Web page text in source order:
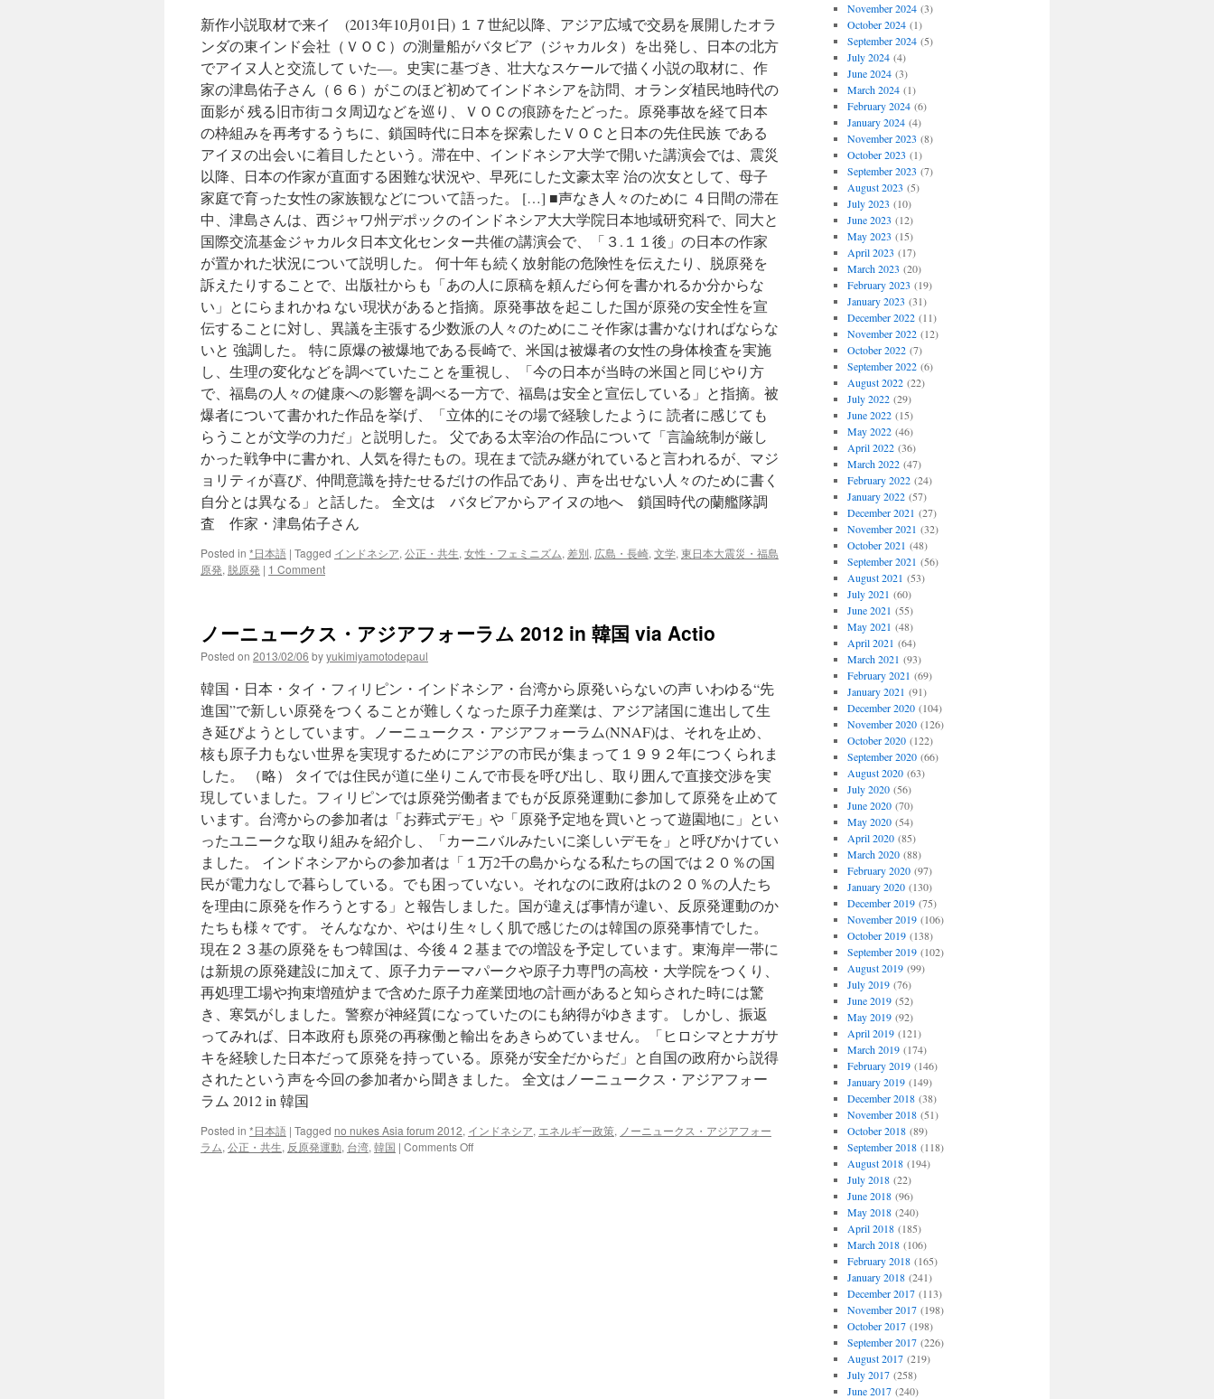
新作小説取材で来イ (2013年10月01日) １７世紀以降、アジア広域で交易を展開したオラ
ンダの東インド会社（ＶＯＣ）の測量船がバタビア（ジャカルタ）を出発し、日本の北方
でアイヌ人と交流して いた―。史実に基づき、壮大なスケールで描く小説の取材に、作
家の津島佑子さん（６６）がこのほど初めてインドネシアを訪問、オランダ植民地時代の
面影が 残る旧市街コタ周辺などを巡り、ＶＯＣの痕跡をたどった。原発事故を経て日本
の枠組みを再考するうちに、鎖国時代に日本を探索したＶＯＣと日本の先住民族 である
アイヌの出会いに着目したという。滞在中、インドネシア大学で開いた講演会では、震災
以降、日本の作家が直面する困難な状況や、早死にした文豪太宰 治の次女として、母子
家庭で育った女性の家族観などについて語った。 […] ■声なき人々のために ４日間の滞在
中、津島さんは、西ジャワ州デポックのインドネシア大大学院日本地域研究科で、同大と
国際交流基金ジャカルタ日本文化センター共催の講演会で、「３.１１後」の日本の作家
が置かれた状況について説明した。 何十年も続く放射能の危険性を伝えたり、脱原発を
訴えたりすることで、出版社からも「あの人に原稿を頼んだら何を書かれるか分からな
い」とにらまれかね ない現状があると指摘。原発事故を起こした国が原発の安全性を宣
伝することに対し、異議を主張する少数派の人々のためにこそ作家は書かなければならな
いと 強調した。 特に原爆の被爆地である長崎で、米国は被爆者の女性の身体検査を実施
し、生理の変化などを調べていたことを重視し、「今の日本が当時の米国と同じやり方
で、福島の人々の健康への影響を調べる一方で、福島は安全と宣伝している」と指摘。被
爆者について書かれた作品を挙げ、「立体的にその場で経験したように 読者に感じても
らうことが文学の力だ」と説明した。 父である太宰治の作品について「言論統制が厳し
かった戦争中に書かれ、人気を得たもの。現在まで読み継がれていると言われるが、マジ
ョリティが喜び、仲間意識を持たせるだけの作品であり、声を出せない人々のために書く
自分とは異なる」と話した。 全文は バタビアからアイヌの地へ 鎖国時代の蘭艦隊調
査 作家・津島佑子さん
Posted in *日本語 | Tagged インドネシア, 公正・共生, 女性・フェミニズム, 差別, 広島・長崎, 文学, 東日本大震災・福島
原発, 脱原発 | 1 Comment
ノーニュークス・アジアフォーラム 2012 in 韓国 via Actio
Posted on 2013/02/06 byyukimiyamotodepaul
韓国・日本・タイ・フィリピン・インドネシア・台湾から原発いらないの声 いわゆる“先
進国”で新しい原発をつくることが難しくなった原子力産業は、アジア諸国に進出して生
き延びようとしています。ノーニュークス・アジアフォーラム(NNAF)は、それを止め、
核も原子力もない世界を実現するためにアジアの市民が集まって１９９２年につくられま
した。 （略） タイでは住民が道に坐りこんで市長を呼び出し、取り囲んで直接交渉を実
現していました。フィリピンでは原発労働者までもが反原発運動に参加して原発を止めて
います。台湾からの参加者は「お葬式デモ」や「原発予定地を買いとって遊園地に」とい
ったユニークな取り組みを紹介し、「カーニバルみたいに楽しいデモを」と呼びかけてい
ました。 インドネシアからの参加者は「１万2千の島からなる私たちの国では２０％の国
民が電力なしで暮らしている。でも困っていない。それなのに政府はkの２０％の人たち
を理由に原発を作ろうとする」と報告しました。国が違えば事情が違い、反原発運動のか
たちも様々です。 そんななか、やはり生々しく肌で感じたのは韓国の原発事情でした。
現在２３基の原発をもつ韓国は、今後４２基までの増設を予定しています。東海岸一帯に
は新規の原発建設に加えて、原子力テーマパークや原子力専門の高校・大学院をつくり、
再処理工場や拘束増殖炉まで含めた原子力産業団地の計画があると知らされた時には驚
き、寒気がしました。警察が神経質になっていたのにも納得がゆきます。 しかし、振返
ってみれば、日本政府も原発の再稼働と輸出をあきらめていません。「ヒロシマとナガサ
キを経験した日本だって原発を持っている。原発が安全だからだ」と自国の政府から説得
されたという声を今回の参加者から聞きました。 全文はノーニュークス・アジアフォー
ラム 2012 in 韓国
Posted in *日本語 | Tagged no nukes Asia forum 2012, インドネシア, エネルギー政策, ノーニュークス・アジアフォー
ラム, 公正・共生, 反原発運動, 台湾, 韓国 | Comments Offon
November 2024(3)
October 2024(1)
September 2024(5)
July 2024(4)
June 2024(3)
March 2024(1)
February 2024(6)
January 2024(4)
November 2023 (8)
October 2023 (1)
September 2023 (7)
August 2023 (5)
July 2023 (10)
June 2023 (12)
May 2023 (15)
April 2023 (17)
March 2023 (20)
February 2023 (19)
January 2023 (31)
December 2022(11)
November 2022(12)
October 2022(7)
September 2022(6)
August 2022(22)
July 2022(29)
June 2022(15)
May 2022(46)
April 2022(36)
March 2022(47)
February 2022(24)
January 2022(57)
December 2021 (27)
November 2021 (32)
October 2021 (48)
September 2021 (56)
August 2021 (53)
July 2021 (60)
June 2021 (55)
May 2021 (48)
April 2021 (64)
March 2021 (93)
February 2021 (69)
January 2021 (91)
December 2020(104)
November 2020(126)
October 2020(122)
September 2020(66)
August 2020(63)
July 2020(56)
June 2020(70)
May 2020(54)
April 2020(85)
March 2020(88)
February 2020(97)
January 2020(130)
December 2019(75)
November 2019(106)
October 2019(138)
September 2019(102)
August 2019(99)
July 2019(76)
June 2019(52)
May 2019(92)
April 2019(121)
March 2019(174)
February 2019(146)
January 2019(149)
December 2018(38)
November 2018(51)
October 2018(89)
September 2018(118)
August 2018(194)
July 2018(22)
June 2018(96)
May 2018(240)
April 2018(185)
March 2018(106)
February 2018(165)
January 2018(241)
December 2017(113)
November 2017(198)
October 2017(198)
September 2017(226)
August 2017(219)
July 2017(258)
June 2017(240)